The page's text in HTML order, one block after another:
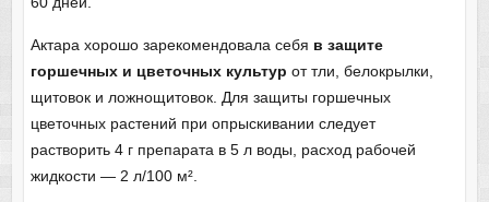
Актара хорошо зарекомендовала себя в защите
горшечных и цветочных культур от тли, белокрылки,
щитовок и ложнощитовок. Для защиты горшечных
цветочных растений при опрыскивании следует
растворить 4 г препарата в 5 л воды, расход рабочей
жидкости — 2 л/100 м².